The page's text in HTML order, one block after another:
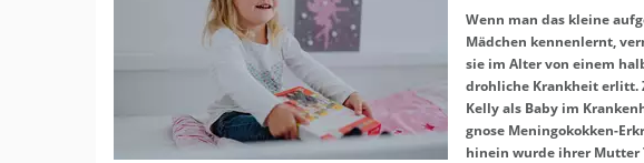
Wenn man das klei­ne
Mäd­chen ken­nen­lernt,
sie im Alter von einem
droh­li­che Krank­heit er­litt.
Kelly als Baby im
gno­se Me­nin­go­kok­ken-
hin­ein wurde ihrer